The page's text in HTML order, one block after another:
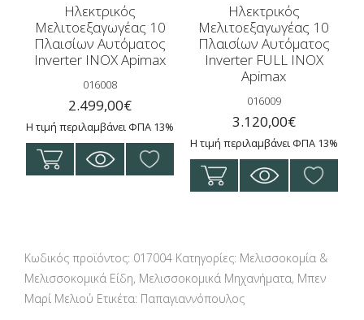
Ηλεκτρικός
Μελιτοεξαγωγέας 10
Πλαισίων Αυτόματος
Inverter INOX Apimax
016008
2.499,00€
Η τιμή περιλαμβάνει ΦΠΑ 13%
Ηλεκτρικός
Μελιτοεξαγωγέας 10
Πλαισίων Αυτόματος
Inverter FULL INOX
Apimax
016009
3.120,00€
Η τιμή περιλαμβάνει ΦΠΑ 13%
Κωδικός προϊόντος: 017004 Κατηγορίες: Μελισσοκομία &
Μελισσοκομικά Είδη, Μελισσοκομικά Μηχανήματα, Μπεν
Μαρί Μελιού Ετικέτα: Παπαγιαννόπουλος